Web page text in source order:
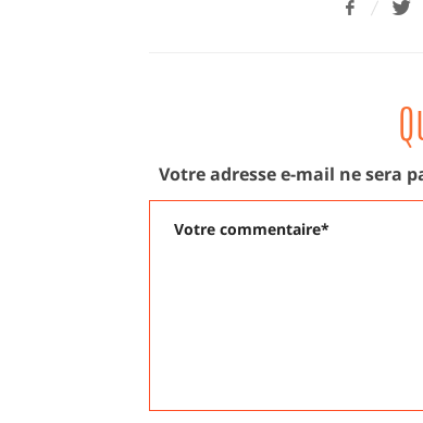
Votre adresse e-mail ne sera